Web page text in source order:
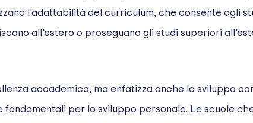
l'adattabilità del curriculum, che consente agli
all'estero o proseguano gli studi superiori
accademica, ma enfatizza anche lo sviluppo
per lo sviluppo personale. Le scuole